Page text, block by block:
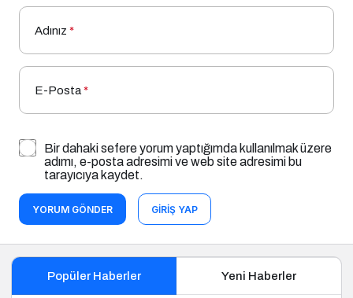
Adınız *
E-Posta*
Bir dahaki sefere yorum yaptığımda kullanılmak üzere
adımı, e-posta adresimi ve web site adresimi bu
tarayıcıya kaydet.
YORUM GÖNDER GIRIŞ YAP
Popüler Haberler Yeni Haberler